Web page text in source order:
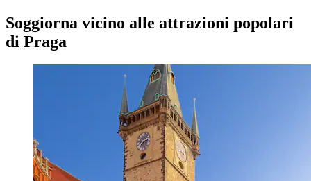
Soggiorna vicino alle attrazioni popolari
di Praga